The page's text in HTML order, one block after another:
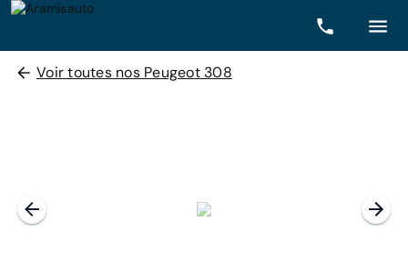
Voir toutes nos Peugeot 308